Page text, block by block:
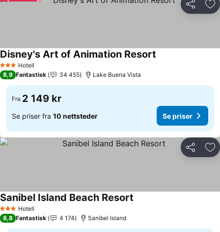
Del
3 StjernerHotell
Disney's Art of Animation Resort
8,9 Fantastisk 34 455 Lake Buena Vista
Fra 2 149 kr
Se priser fra 10 nettsteder Se priser
Del
3 StjernerHotell
Sanibel Island Beach Resort
8,8 Fantastisk 4 174 Sanibel Island